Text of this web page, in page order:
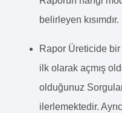
belirleyen kısımdır.
Rapor Üreticide
ilk olarak açmış
olduğunuz
ilerlemektedir.